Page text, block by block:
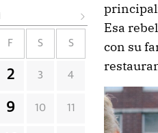
Esa
con su
F S S
2 3 4
9 10 11